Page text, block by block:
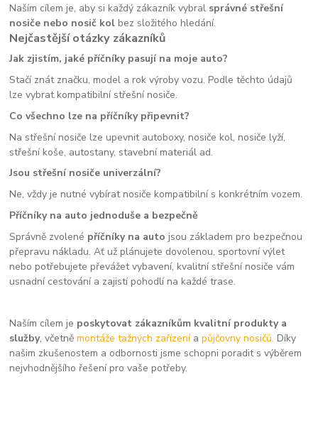
Naším cílem je, aby si každý zákazník vybral správné střešní
nosiče nebo nosič kol bez složitého hledání.
Nejčastější otázky zákazníků
Jak zjistím, jaké příčníky pasují na moje auto?
Stačí znát značku, model a rok výroby vozu. Podle těchto údajů
lze vybrat kompatibilní střešní nosiče.
Co všechno lze na příčníky připevnit?
Na střešní nosiče lze upevnit autoboxy, nosiče kol, nosiče lyží,
střešní koše, autostany, stavební materiál ad.
Jsou střešní nosiče univerzální?
Ne, vždy je nutné vybírat nosiče kompatibilní s konkrétním vozem.
Příčníky na auto jednoduše a bezpečně
Správně zvolené příčníky na auto jsou základem pro bezpečnou
přepravu nákladu. Ať už plánujete dovolenou, sportovní výlet
nebo potřebujete převážet vybavení, kvalitní střešní nosiče vám
usnadní cestování a zajistí pohodlí na každé trase.
Naším cílem je poskytovat zákazníkům kvalitní produkty a
služby, včetněmontáže tažných zařízení apůjčovny nosičů. Díky
našim zkušenostem a odbornosti jsme schopni poradit s výběrem
nejvhodnějšího řešení pro vaše potřeby.